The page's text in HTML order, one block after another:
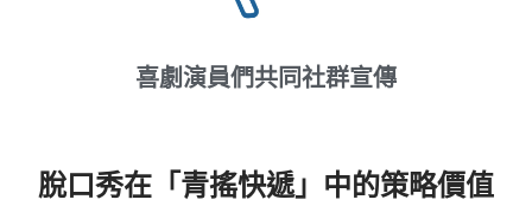
喜劇演員們共同社群宣傳
脫口秀在「青搖快遞」中的策略價值